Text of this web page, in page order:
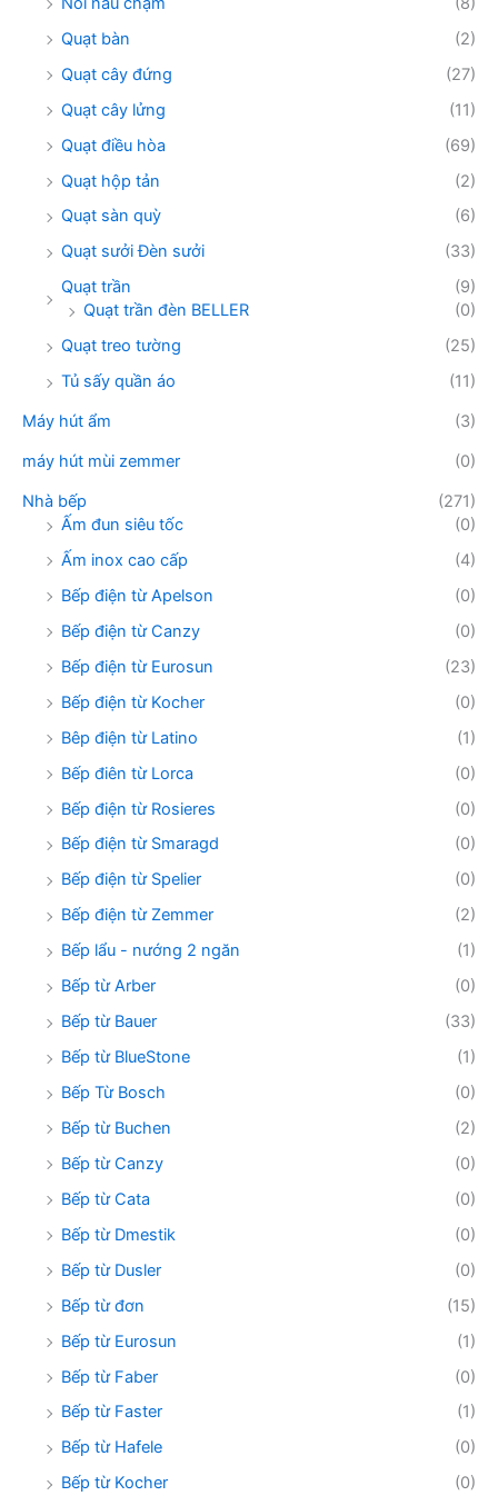
Quạt bàn
(2)
Quạt cây đứng
(27)
Quạt cây lửng
(11)
Quạt điều hòa
(69)
Quạt hộp tản
(2)
Quạt sàn quỳ
(6)
Quạt sưởi Đèn sưởi
(33)
Quạt trần
(9)
Quạt trần đèn BELLER
(0)
Quạt treo tường
(25)
Tủ sấy quần áo
(11)
Máy hút ẩm
(3)
máy hút mùi zemmer
(0)
Nhà bếp
(271)
Ấm đun siêu tốc
(0)
Ấm inox cao cấp
(4)
Bếp điện từ Apelson
(0)
Bếp điện từ Canzy
(0)
Bếp điện từ Eurosun
(23)
Bếp điện từ Kocher
(0)
Bêp điện từ Latino
(1)
Bếp điên từ Lorca
(0)
Bếp điện từ Rosieres
(0)
Bếp điện từ Smaragd
(0)
Bếp điện từ Spelier
(0)
Bếp điện từ Zemmer
(2)
Bếp lẩu - nướng 2 ngăn
(1)
Bếp từ Arber
(0)
Bếp từ Bauer
(33)
Bếp từ BlueStone
(1)
Bếp Từ Bosch
(0)
Bếp từ Buchen
(2)
Bếp từ Canzy
(0)
Bếp từ Cata
(0)
Bếp từ Dmestik
(0)
Bếp từ Dusler
(0)
Bếp từ đơn
(15)
Bếp từ Eurosun
(1)
Bếp từ Faber
(0)
Bếp từ Faster
(1)
Bếp từ Hafele
(0)
Bếp từ Kocher
(0)